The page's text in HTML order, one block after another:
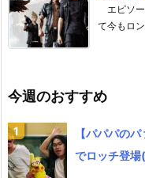
エピソー
て今もロ
今週のおすすめ
【パパパの
でロッチ登